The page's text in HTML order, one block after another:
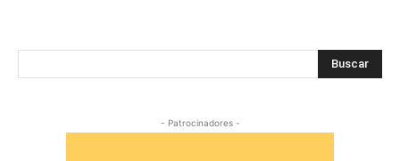
Buscar
- Patrocinadores -